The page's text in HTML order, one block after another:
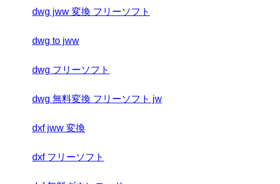
dwg jww 変換 フリーソフト
dwg to jww
dwg フリーソフト
dwg 無料変換 フリーソフト jw
dxf jww 変換
dxf フリーソフト